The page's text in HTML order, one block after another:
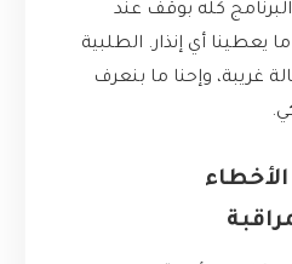
البرنامج كله بوقف عند
يعطينا أي إنذار. الطلبية
غريبة، وإحنا ما بنعرف